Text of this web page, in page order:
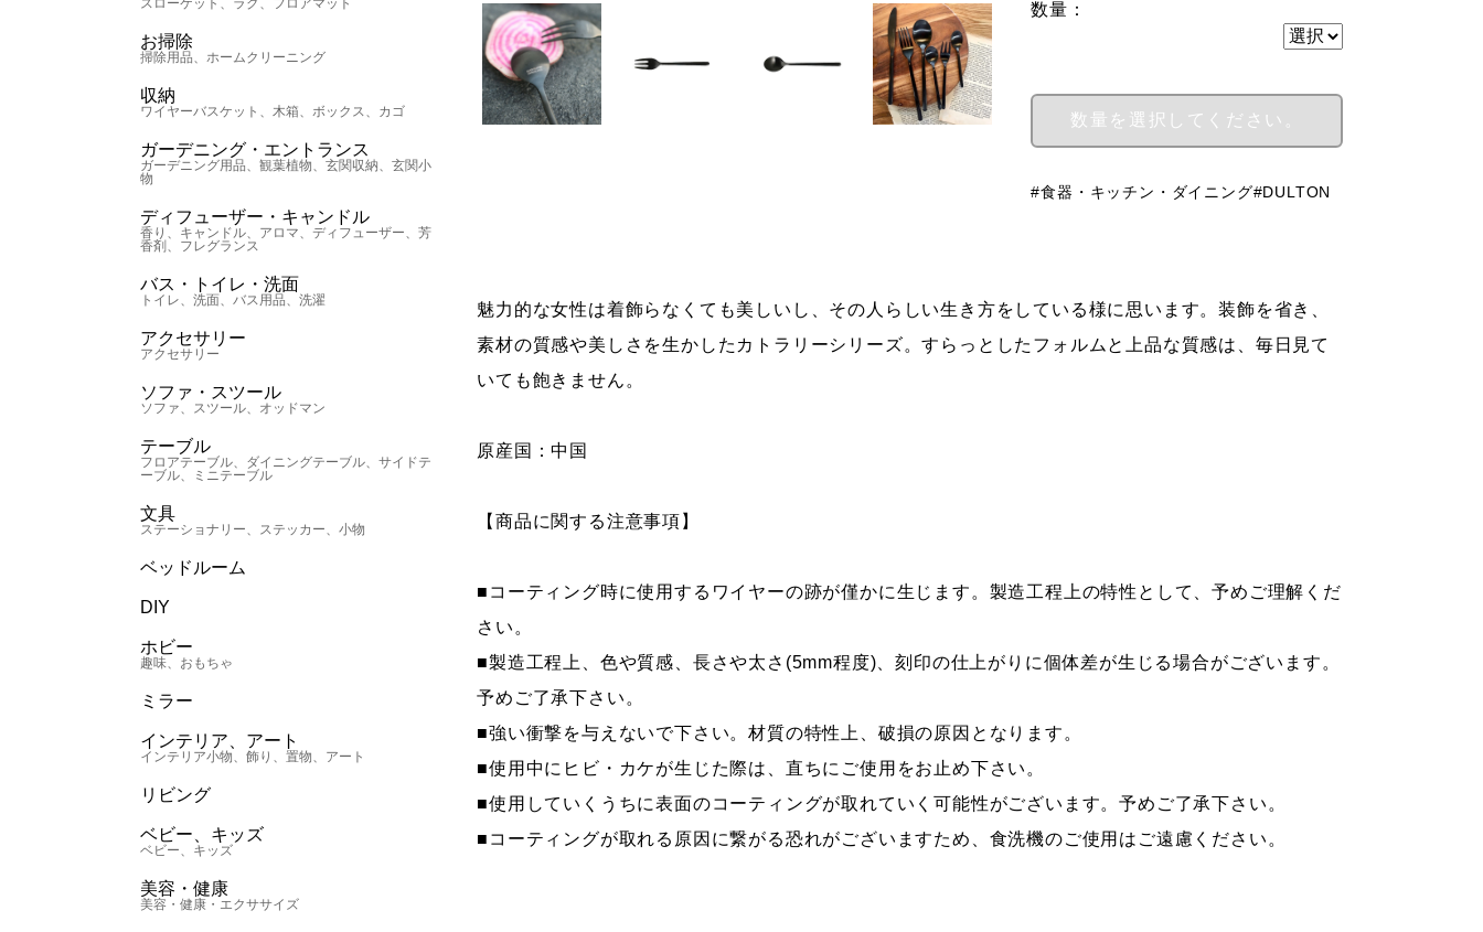
数量：
#食器・キッチン・ダイニング#DULTON
魅力的な女性は着飾らなくても美しいし、その人らしい生き方をしている様に思います。装飾を省き、
素材の質感や美しさを生かしたカトラリーシリーズ。すらっとしたフォルムと上品な質感は、毎日見て
いても飽きません。
原産国：中国
【商品に関する注意事項】
■コーティング時に使用するワイヤーの跡が僅かに生じます。製造工程上の特性として、予めご理解くだ
さい。
■製造工程上、色や質感、長さや太さ(5mm程度)、刻印の仕上がりに個体差が生じる場合がございます。
予めご了承下さい。
■強い衝撃を与えないで下さい。材質の特性上、破損の原因となります。
■使用中にヒビ・カケが生じた際は、直ちにご使用をお止め下さい。
■使用していくうちに表面のコーティングが取れていく可能性がございます。予めご了承下さい。
■コーティングが取れる原因に繋がる恐れがございますため、食洗機のご使用はご遠慮ください。
スローケット、ラグ、フロアマット
お掃除
掃除用品、ホームクリーニング
収納
ワイヤーバスケット、木箱、ボックス、カゴ
ガーデニング・エントランス
ガーデニング用品、観葉植物、玄関収納、玄関小
物
ディフューザー・キャンドル
香り、キャンドル、アロマ、ディフューザー、芳
香剤、フレグランス
バス・トイレ・洗面
トイレ、洗面、バス用品、洗濯
アクセサリー
アクセサリー
ソファ・スツール
ソファ、スツール、オッドマン
テーブル
フロアテーブル、ダイニングテーブル、サイドテ
ーブル、ミニテーブル
文具
ステーショナリー、ステッカー、小物
ベッドルーム
DIY
ホビー
趣味、おもちゃ
ミラー
インテリア、アート
インテリア小物、飾り、置物、アート
リビング
ベビー、キッズ
ベビー、キッズ
美容・健康
美容・健康・エクササイズ